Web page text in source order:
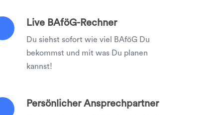
Live BAföG-Rechner
Du siehst sofort wie viel BAföG Du
bekommst und mit was Du planen
kannst!
Persönlicher Ansprechpartner